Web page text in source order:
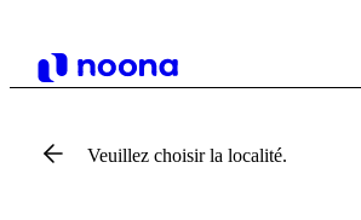
Veuillez choisir la localité.